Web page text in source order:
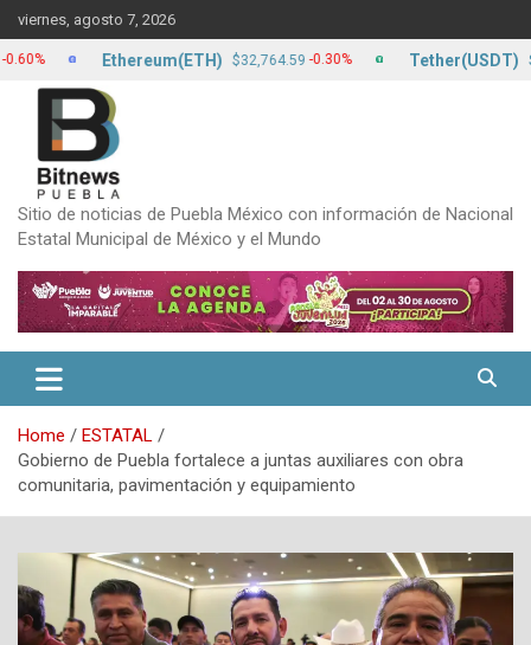
Skip
to
content
viernes, agosto 7, 2026
Sitio de noticias de Puebla México con información de Nacional
Estatal Municipal de México y el Mundo
Home
ESTATAL
Gobierno de Puebla fortalece a juntas auxiliares con obra
comunitaria, pavimentación y equipamiento
Ethereum(ETH) $32,764.59 -0.30% Tether(USDT) $17.20